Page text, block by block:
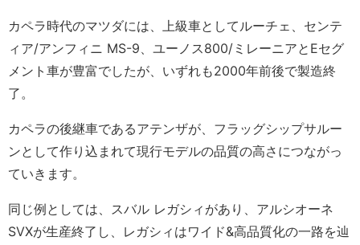
カペラ時代のマツダには、上級車としてルーチェ、センテ
ィア/アンフィニ MS-9、ユーノス800/ミレーニアとEセグ
メント車が豊富でしたが、いずれも2000年前後で製造終
了。
カペラの後継車であるアテンザが、フラッグシップサルー
ンとして作り込まれて現行モデルの品質の高さにつながっ
ていきます。
同じ例としては、スバル レガシィがあり、アルシオーネ
SVXが生産終了し、レガシィはワイド&高品質化の一路を辿